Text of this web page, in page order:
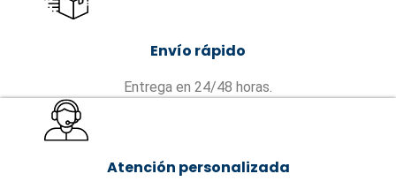
Envío rápido
Entrega en 24/48 horas.
Atención personalizada